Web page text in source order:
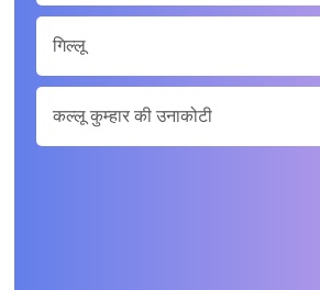
गिल्लू
कल्लू कुम्हार की उनाकोटी